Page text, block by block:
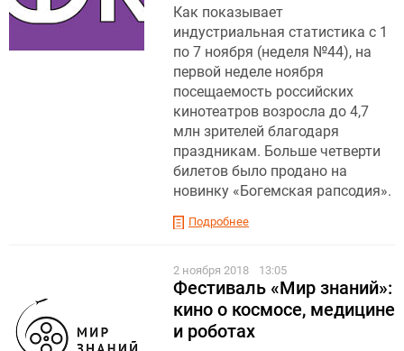
Как показывает
индустриальная статистика с 1
по 7 ноября (неделя №44), на
первой неделе ноября
посещаемость российских
кинотеатров возросла до 4,7
млн зрителей благодаря
праздникам. Больше четверти
билетов было продано на
новинку «Богемская рапсодия».
Подробнее
2 ноября 2018 13:05
Фестиваль «Мир знаний»:
кино о космосе, медицине
и роботах